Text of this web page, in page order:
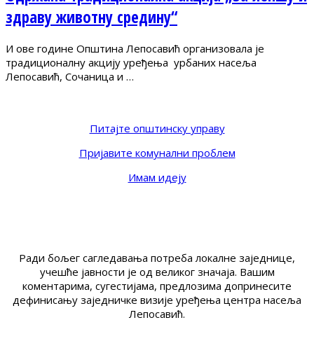
здраву животну средину“
И ове године Општина Лепосавић организовала је
традиционалну акцију уређења урбаних насеља
Лепосавић, Сочаница и …
Питајте општинску управу
Пријавите комунални проблем
Имам идеју
Ради бољег сагледавања потреба локалне заједнице,
учешће јавности је од великог значаја. Вашим
коментарима, сугестијама, предлозима допринесите
дефинисању заједничке визије уређења центра насеља
Лепосавић.